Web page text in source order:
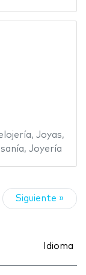
, Joyas,
, Joyería
Siguiente »
Idioma